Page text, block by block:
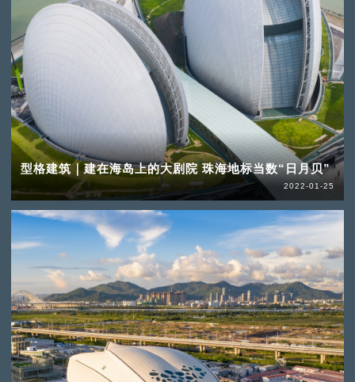
型格建筑｜建在海岛上的大剧院 珠海地标当数“日月贝”
2022-01-25